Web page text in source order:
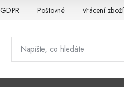
GDPR Poštovné Vrácení zboží